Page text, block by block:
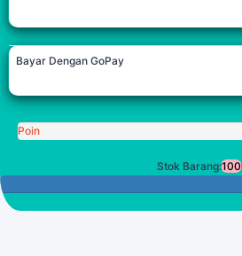
Bayar Dengan GoPay
Poin
Stok Barang:100